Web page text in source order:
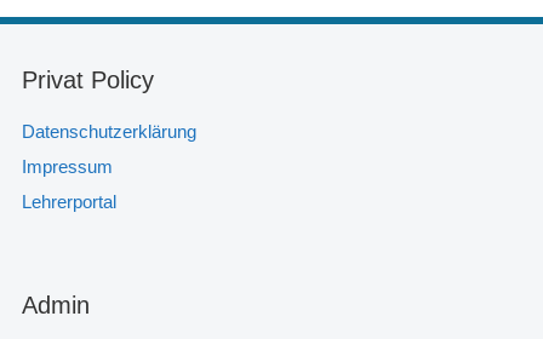
Privat Policy
Datenschutzerklärung
Impressum
Lehrerportal
Admin